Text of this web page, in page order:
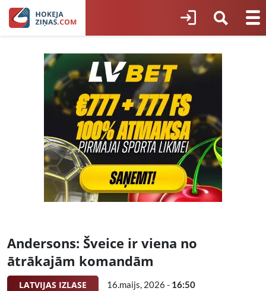
Andersons: Šveice ir viena no
ātrākajām komandām
LATVIJAS IZLASE 16.maijs, 2026 - 16:50